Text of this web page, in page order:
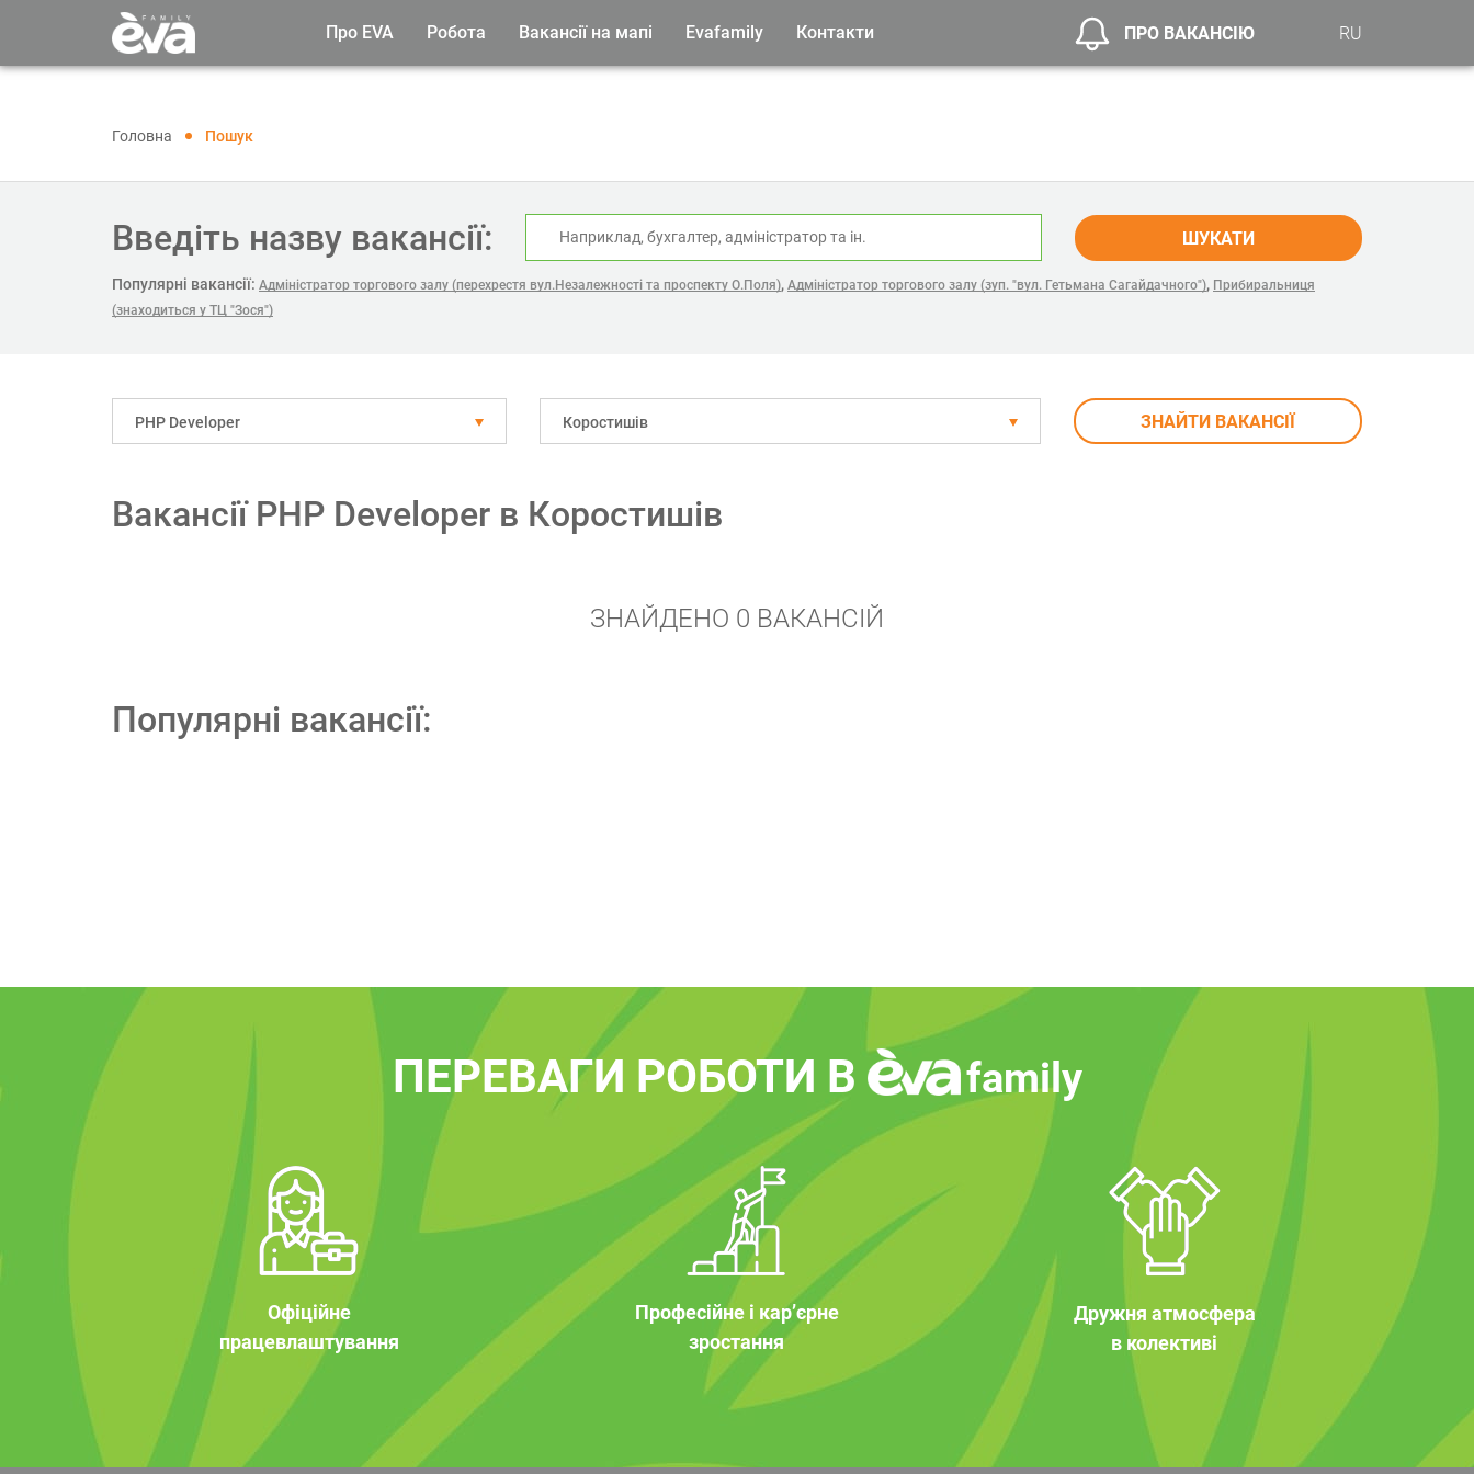
Про EVA Робота Вакансії на мапі Evafamily Контакти ПРО ВАКАНСІЮ RU
Головна Пошук
Введіть назву вакансії: ШУКАТИ
Популярні вакансії: Адміністратор торгового залу (перехрестя вул.Незалежності та проспекту О.Поля), Адміністратор торгового залу (зуп. "вул. Гетьмана Сагайдачного"), Прибиральниця
(знаходиться у ТЦ "Зося")
PHP Developer Коростишів ЗНАЙТИ ВАКАНСІЇ
Вакансії PHP Developer в Коростишів
ЗНАЙДЕНО 0 ВАКАНСІЙ
Популярні вакансії:
ПЕРЕВАГИ РОБОТИ В family
Офіційне
працевлаштування
Професійне і кар’єрне
зростання
Дружня атмосфера
в колективі